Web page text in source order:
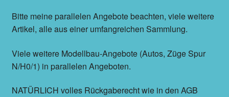
Bitte meine parallelen Angebote beachten, viele weitere
Artikel, alle aus einer umfangreichen Sammlung.
Viele weitere Modellbau-Angebote (Autos, Züge Spur
N/H0/1) in parallelen Angeboten.
NATÜRLICH volles Rückgaberecht wie in den AGB